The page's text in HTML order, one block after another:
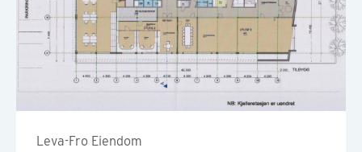
Leva-Fro Eiendom